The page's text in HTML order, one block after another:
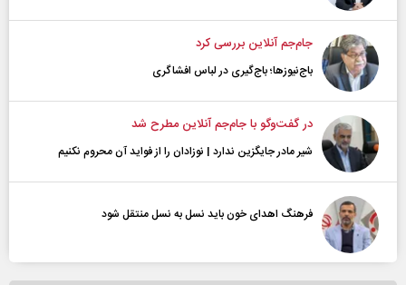
جام‌جم آنلاین بررسی کرد
باج‌نیوزها؛ باج‌گیری در لباس افشاگری
در گفت‌و‌گو با جام‌جم آنلاین مطرح شد
شیر مادر جایگزین ندارد | نوزادان را از فواید آن محروم نکنیم
فرهنگ اهدای خون باید نسل به نسل منتقل شود